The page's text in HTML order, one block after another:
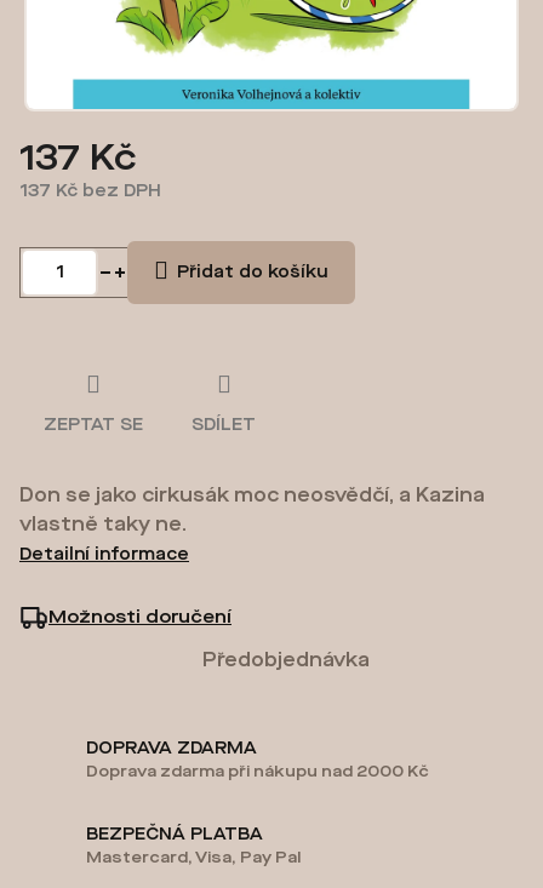
137 Kč
137 Kč bez DPH
Předobjednávka
Možnosti doručení
Přidat do košíku
Don se jako cirkusák moc neosvědčí, a Kazina
vlastně taky ne.
Detailní informace
ZEPTAT SE SDÍLET
DOPRAVA ZDARMA
Doprava zdarma při nákupu nad 2000 Kč
BEZPEČNÁ PLATBA
Mastercard, Visa, Pay Pal